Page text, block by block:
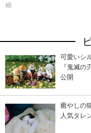
細
可愛いシ
『鬼滅
公開
癒やしの
人気タレ